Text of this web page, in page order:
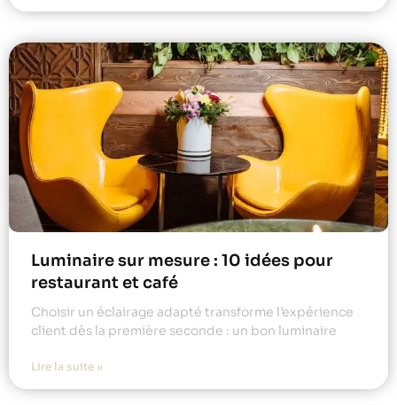
Luminaire sur mesure : 10 idées pour
restaurant et café
Choisir un éclairage adapté transforme l’expérience
client dès la première seconde : un bon luminaire
Lire la suite »